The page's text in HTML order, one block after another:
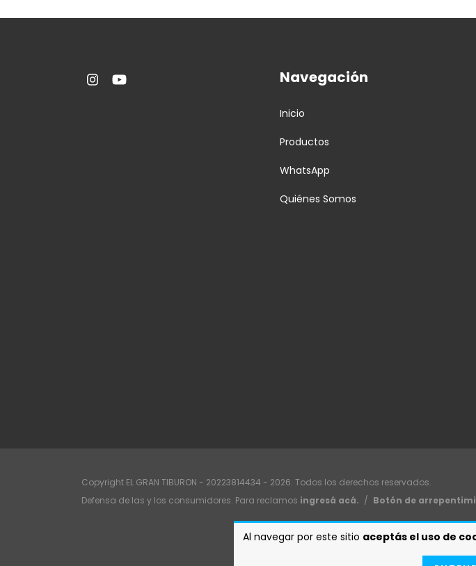
Al navegar por este sitio aceptás el uso de
Navegación
Inicio
Productos
WhatsApp
Quiénes Somos
Copyright EL GRAN TIBURON - 20223814434 - 2026. Todos los derechos reservados.
Defensa de las y los consumidores. Para reclamos ingresá acá. / Botón de